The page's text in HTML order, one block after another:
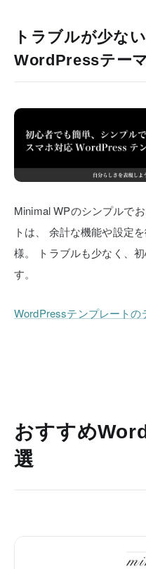
トラブルが少な
WordPressテーマ
Minimal WPのシンプルで
トは、
余計な機能や設定
様。
トラブルも少なく、
す。
WordPressテンプレートの
おすすめ
選